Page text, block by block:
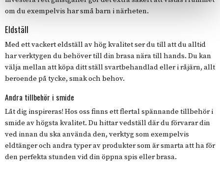
om du exempelvis har små barn i närheten.
Eldställ
Med ett vackert eldställ av hög kvalitet ser du till att du alltid
har verktygen du behöver till din brasa nära till hands. Du kan
välja mellan att köpa ditt ställ svartbehandlad eller i råjärn, allt
beroende på tycke, smak och behov.
Andra tillbehör i smide
Låt dig inspireras! Hos oss finns ett flertal spännande tillbehör i
smide av högsta kvalitet. Du hittar vedställ där du förvarar din
ved innan du ska använda den, verktyg som exempelvis
eldtänger och andra typer av produkter som är smarta att ha för
den perfekta stunden vid din öppna spis eller brasa.